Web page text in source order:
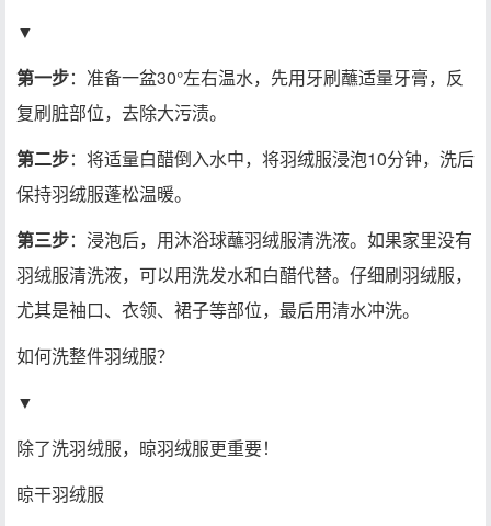
▼
第一步：准备一盆30°左右温水，先用牙刷蘸适量牙膏，反
复刷脏部位，去除大污渍。
第二步：将适量白醋倒入水中，将羽绒服浸泡10分钟，洗后
保持羽绒服蓬松温暖。
第三步：浸泡后，用沐浴球蘸羽绒服清洗液。如果家里没有
羽绒服清洗液，可以用洗发水和白醋代替。仔细刷羽绒服，
尤其是袖口、衣领、裙子等部位，最后用清水冲洗。
如何洗整件羽绒服？
▼
除了洗羽绒服，晾羽绒服更重要！
晾干羽绒服